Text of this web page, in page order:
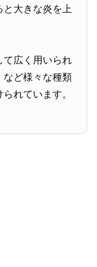
大きな炎を上
て広く用いられ
など様々な種類
れています。